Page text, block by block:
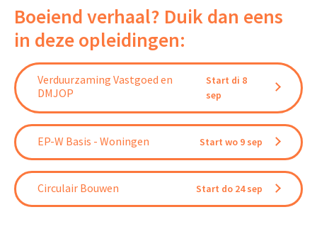
Boeiend verhaal? Duik dan eens
in deze opleidingen:
Verduurzaming Vastgoed en
DMJOP
Start di 8
sep
EP-W Basis - Woningen Start wo 9 sep
Circulair Bouwen Start do 24 sep